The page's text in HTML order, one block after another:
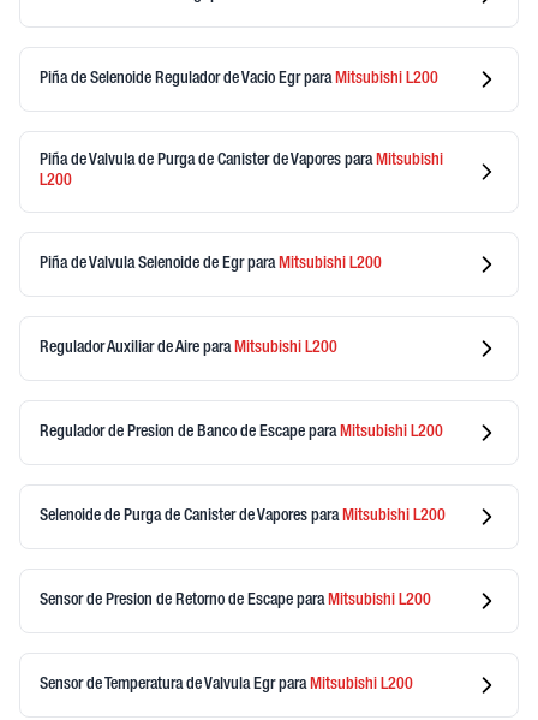
Piña de Selenoide Regulador de Vacio Egrpara Mitsubishi L200
Piña de Valvula de Purga de Canister de Vapores paraMitsubishi
L200
Piña de Valvula Selenoide de Egrpara Mitsubishi L200
Regulador Auxiliar de Aire para Mitsubishi L200
Regulador de Presion de Banco de Escape para Mitsubishi L200
Selenoide de Purga de Canister de Vapores para Mitsubishi L200
Sensor de Presion de Retorno de Escape para Mitsubishi L200
Sensor de Temperatura de Valvula Egrpara Mitsubishi L200